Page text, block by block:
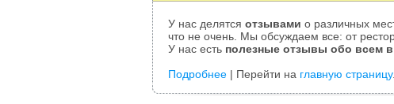
У нас делятся отзывами о различных
что не очень. Мы обсуждаем все: от
У нас есть полезные отзывы обо всем в
Подробнее | Перейти на главную страницу.